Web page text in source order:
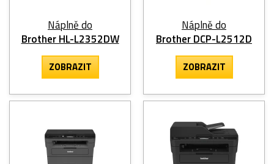
Náplně do
Brother HL-L2352DW
ZOBRAZIT
Náplně do
Brother DCP-L2512D
ZOBRAZIT